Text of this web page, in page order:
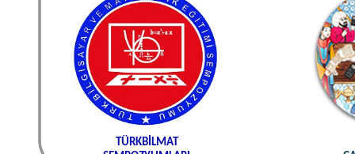
TÜRKBİLMAT